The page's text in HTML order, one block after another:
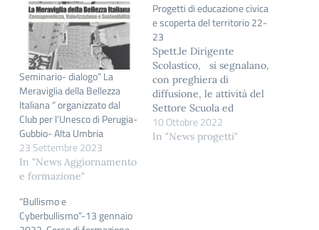
Seminario- dialogo” La
Meraviglia della Bellezza
Italiana “ organizzato dal
Club per l’Unesco di Perugia-
Gubbio- Alta Umbria
23 Settembre 2023
In "News Aggiornamento
e formazione"
Progetti di educazione civica
e scoperta del territorio 22-
23
Spett.le Dirigente
Scolastico, si segnalano,
con preghiera di
diffusione, le attività del
Settore Scuola ed
Educazione dai FAI –
Fondo per l’Ambiente
10 Ottobre 2022
In "News progetti"
“Bullismo e
Cyberbullismo”-13 gennaio